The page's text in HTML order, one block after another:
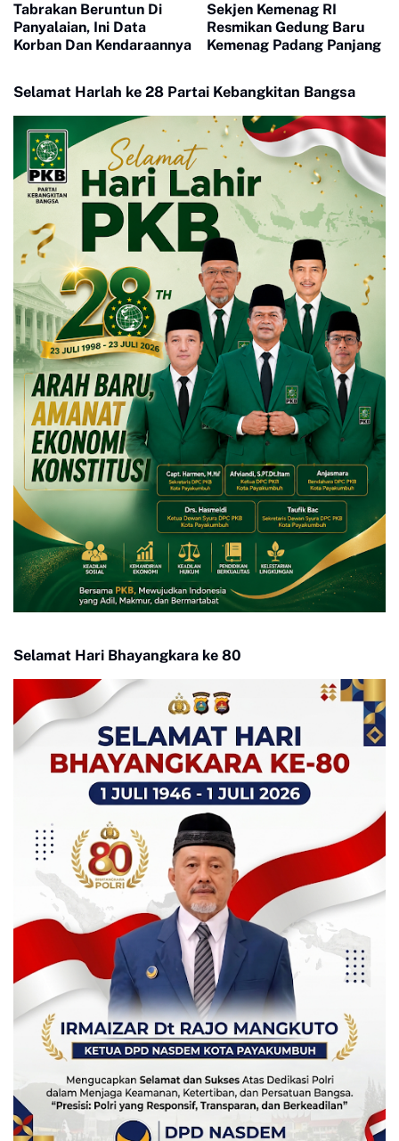
Tabrakan Beruntun Di
Panyalaian, Ini Data
Korban Dan Kendaraannya
Sekjen Kemenag RI
Resmikan Gedung Baru
Kemenag Padang Panjang
Selamat Harlah ke 28 Partai Kebangkitan Bangsa
Selamat Hari Bhayangkara ke 80